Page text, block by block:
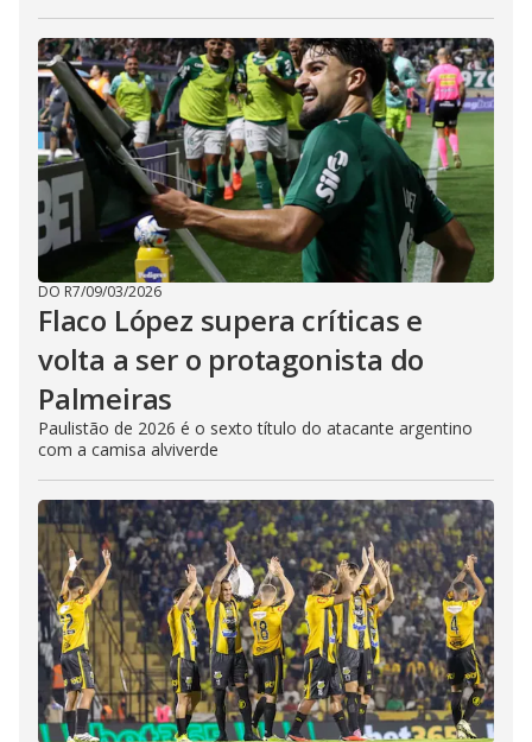
DO R7/09/03/2026
Flaco López supera críticas e
volta a ser o protagonista do
Palmeiras
Paulistão de 2026 é o sexto título do atacante argentino
com a camisa alviverde